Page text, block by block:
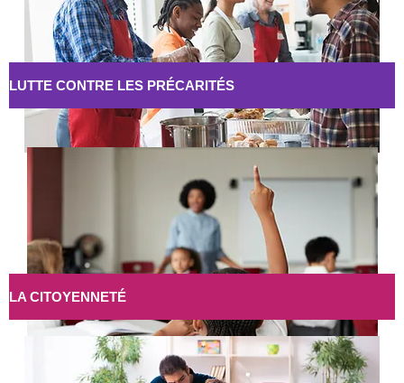
LUTTE CONTRE LES PRÉCARITÉS
LA CITOYENNETÉ